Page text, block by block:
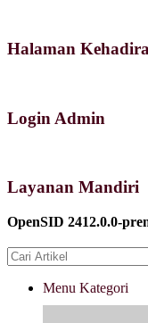
Halaman
Login Admin
Layanan Mandiri
OpenSID 2412.0.0-
Menu Kategori